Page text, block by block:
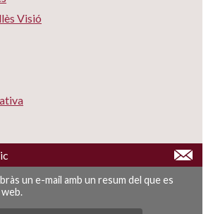
Visió
un e-mail amb un resum del que es